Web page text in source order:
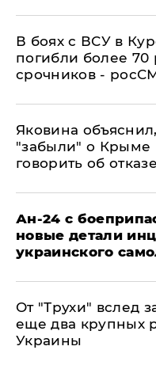
В боях с ВСУ в
погибли более 70
срочников -
Яковина
"забыли" о Крыме
говорить об
Ан-24 с
новые детали
украинского
От "Трухи" вслед
еще два крупных
Украины